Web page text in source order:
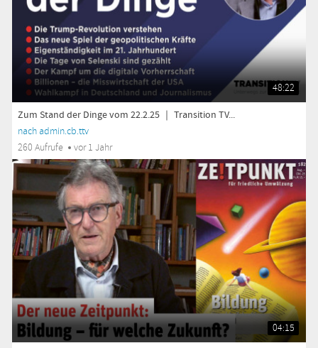
48:22
Zum Stand der Dinge vom 22.2.25 ｜ Transition TV...
nach admin.cb.ttv
260 Aufrufe
vor 1 Jahr
04:15